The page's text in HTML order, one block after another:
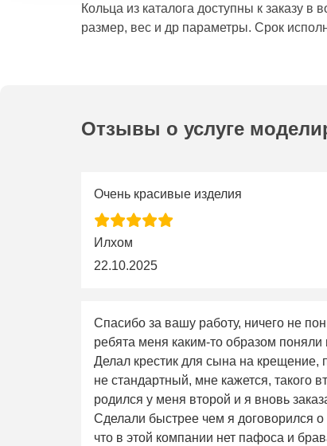
Кольца из каталога доступны к заказу
размер, вес и др параметры. Срок
Отзывы о услуге
Очень красивые изделия
Илхом
22.10.2025
Спасибо за вашу работу, ничего не
ребята меня каким-то образом
Делал крестик для сына на крещение,
не стандартный, мне кажется, такого
родился у меня второй и я вновь
Сделали быстрее чем я договорился
что в этой компании нет пафоса и